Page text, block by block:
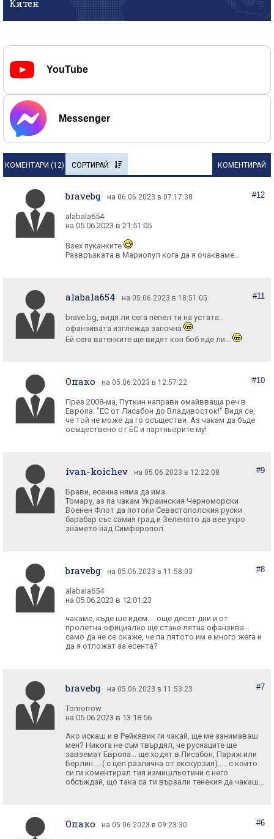
Китен
YouTube
Messenger
КОМЕНТАРИ (12) СОРТИРАЙ КОМЕНТИРАЙ
bravebg на 06.06.2023 в 07:17:38 #12
alabala654
на 05.06.2023 в 21:51:05
Взех пуканките
Развръзката в Мариопул кога да я очакваме...
alabala654 на 05.06.2023 в 18:51:05 #11
brave.bg, видя ли сега пепел ти на устата..
офанзивата изглежда започна
Ей сега ватенките ще видят кон боб яде ли...
Опако на 05.06.2023 в 12:57:22 #10
През 2008-ма, Путкин направи омайвваща реч в
Европа: "ЕС от Лисабон до Владивосток!" Видя се,
че той не може да го осъществи. Аз чакам да бъде
осъществено от ЕС и партньорите му!
ivan-koichev на 05.06.2023 в 12:22:08 #9
Брави, есенна няма да има.
Томару, аз па чакам Украинския Черноморски
Военен Флот да потопи Севастополския руски
барабар със самия град и Зеленото да вее укро
знамето над Симферопол.
bravebg на 05.06.2023 в 11:58:03 #8
alabala654
на 05.06.2023 в 12:01:23
чакаме, къде ше идем.... още десет дни и от
пролетна официално ще стане лятна офанзива...
само да не се окаже, че па лятото им е много жега и
да я отложат за есента?
bravebg на 05.06.2023 в 11:53:23 #7
Tomorrow
на 05.06.2023 в 13:18:56
Ако искаш и в Рейкявик ги чакай, ще ме занимаваш
мен? Никога не съм твърдял, че руснаците ще
завземат Европа... ще ходят в Лисабон, Париж или
Берлин.....( с цел различна от екскурзия)..... с който
си ги коментирал тия измишльотини с него
обсъждай, що така са ти вързали тенекия да чакаш...
Опако на 05.06.2023 в 09:23:30 #6